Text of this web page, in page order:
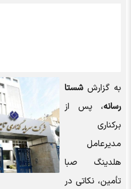
به گزارششستا
رسانه، پس از
برکناری
مدیرعامل
هلدینگ صبا
تأمین، نکاتی در